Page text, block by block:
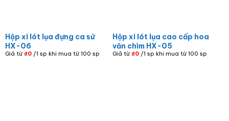
Hộp xi lót lụa đựng ca sứ
HX-06
Giá từ ₫0/1 sp khi mua từ 100 sp
Hộp xi lót lụa cao cấp hoa
văn chìm HX-05
Giá từ₫0 /1 sp khi mua từ 100 sp